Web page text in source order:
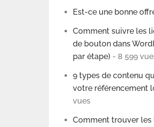
Est-ce une bonne
Comment suivre les
de bouton dans
par étape) - 8 599
9 types de contenu
votre référencement
vues
Comment trouver les